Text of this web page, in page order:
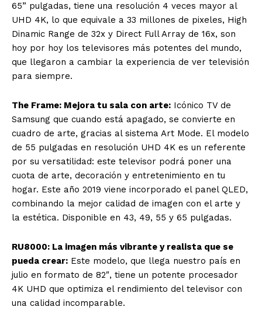
65” pulgadas, tiene una resolución 4 veces mayor al
UHD 4K, lo que equivale a 33 millones de pixeles, High
Dinamic Range de 32x y Direct Full Array de 16x, son
hoy por hoy los televisores más potentes del mundo,
que llegaron a cambiar la experiencia de ver televisión
para siempre.
The Frame: Mejora tu sala con arte: Icónico TV de
Samsung que cuando está apagado, se convierte en
cuadro de arte, gracias al sistema Art Mode. El modelo
de 55 pulgadas en resolución UHD 4K es un referente
por su versatilidad: este televisor podrá poner una
cuota de arte, decoración y entretenimiento en tu
hogar. Este año 2019 viene incorporado el panel QLED,
combinando la mejor calidad de imagen con el arte y
la estética. Disponible en 43, 49, 55 y 65 pulgadas.
RU8000: La imagen más vibrante y realista que se
pueda crear: Este modelo, que llega nuestro país en
julio en formato de 82″, tiene un potente procesador
4K UHD que optimiza el rendimiento del televisor con
una calidad incomparable.